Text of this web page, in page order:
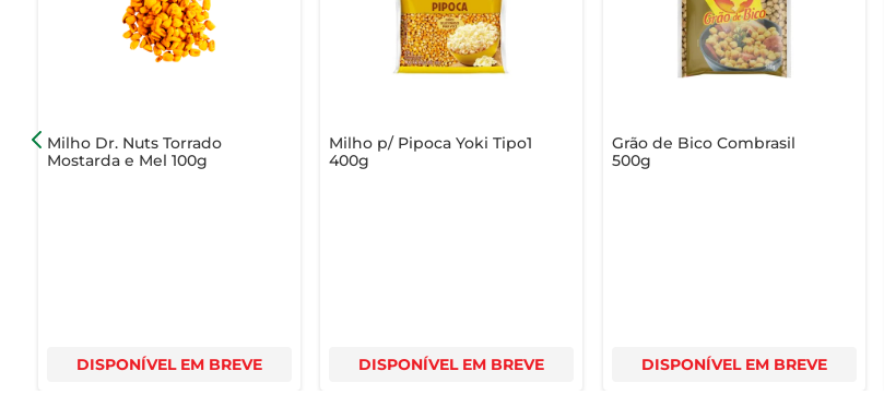
Milho Dr. Nuts Torrado
Mostarda e Mel 100g
DISPONÍVEL EM BREVE
Milho p/ Pipoca Yoki Tipo1
400g
DISPONÍVEL EM BREVE
Grão de Bico Combrasil
500g
DISPONÍVEL EM BREVE